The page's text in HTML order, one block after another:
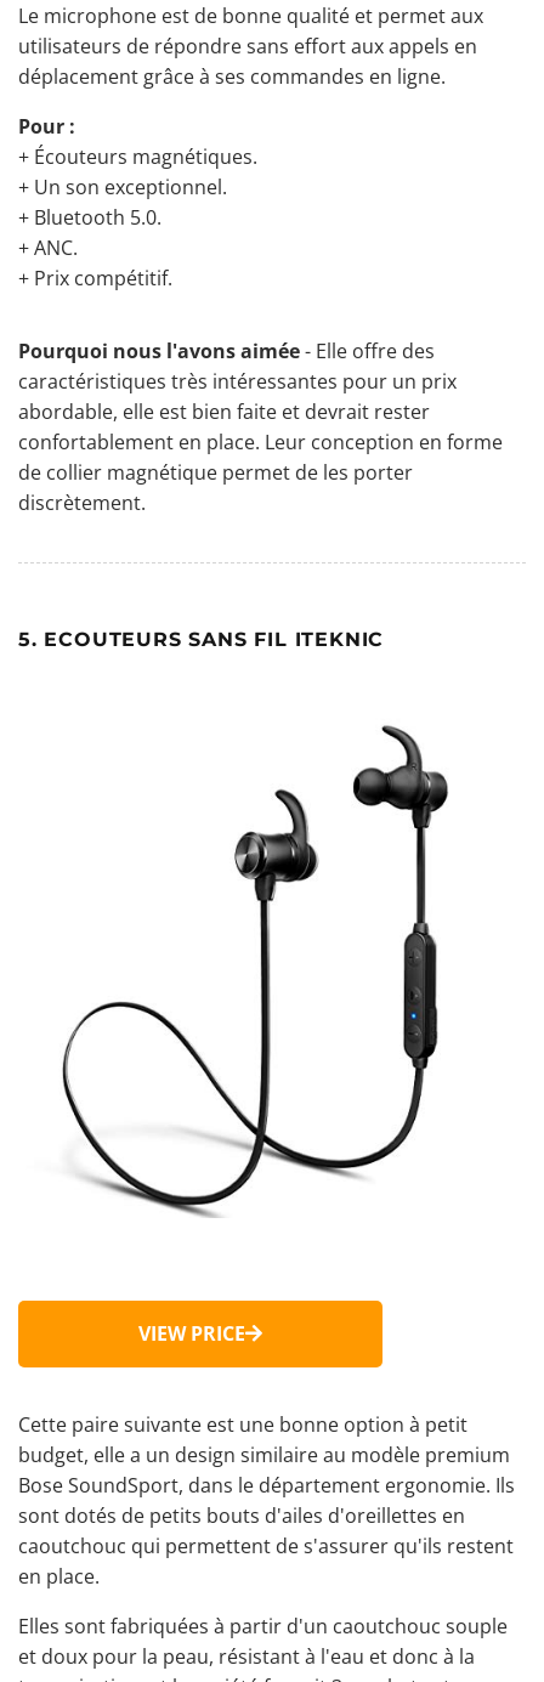
Le microphone est de bonne qualité et permet aux
utilisateurs de répondre sans effort aux appels en
déplacement grâce à ses commandes en ligne.
Pour :
+ Écouteurs magnétiques.
+ Un son exceptionnel.
+ Bluetooth 5.0.
+ ANC.
+ Prix compétitif.
Pourquoi nous l'avons aimée- Elle offre des
caractéristiques très intéressantes pour un prix
abordable, elle est bien faite et devrait rester
confortablement en place. Leur conception en forme
de collier magnétique permet de les porter
discrètement.
5. ECOUTEURS SANS FIL ITEKNIC
VIEW PRICE
Cette paire suivante est une bonne option à petit
budget, elle a un design similaire au modèle premium
Bose SoundSport, dans le département ergonomie. Ils
sont dotés de petits bouts d'ailes d'oreillettes en
caoutchouc qui permettent de s'assurer qu'ils restent
en place.
Elles sont fabriquées à partir d'un caoutchouc souple
et doux pour la peau, résistant à l'eau et donc à la